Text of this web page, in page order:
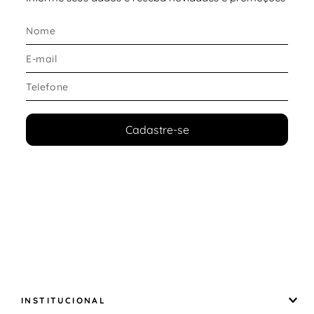
infantil confortável e ajustável
🎨 Design e Estilo
Aba curva
Acabamento washed (lavado) que traz aparência
casual e despojada
LogotipoNike Futura bordadona parte frontal
Modelo versátil que combina com diferentes
looks infantis
Cadastre-se
INSTITUCIONAL